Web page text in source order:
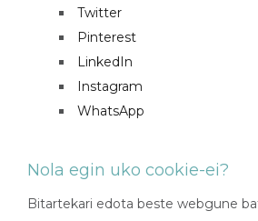
Twitter
Pinterest
LinkedIn
Instagram
WhatsApp
Nola egin uko cookie-ei?
Bitartekari edota beste webgune